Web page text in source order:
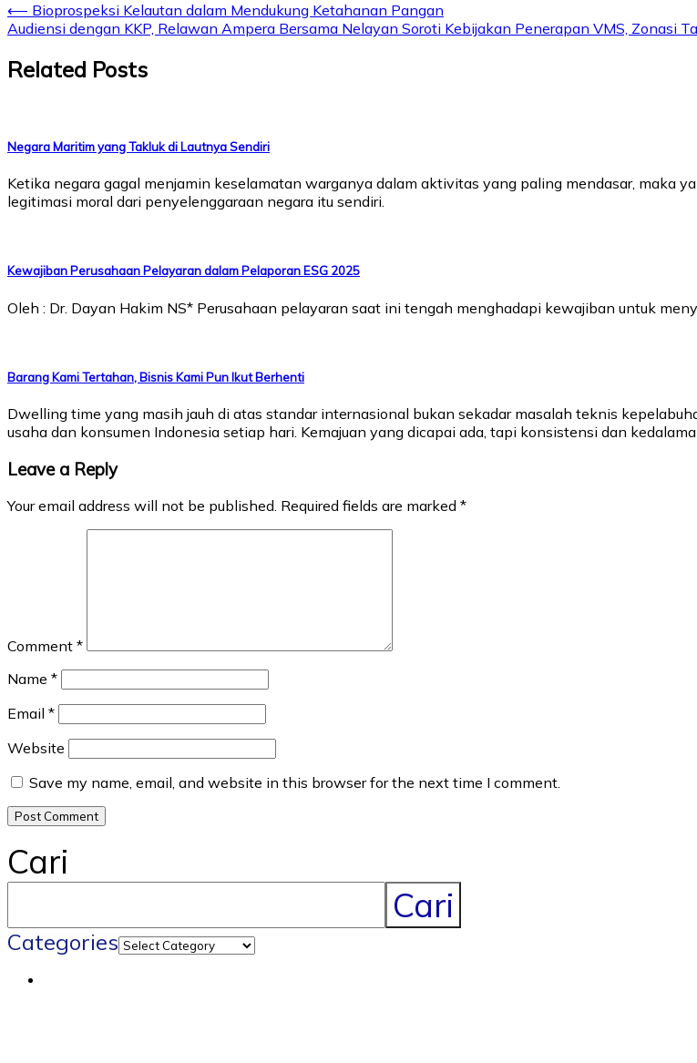
⟵ Bioprospeksi Kelautan dalam Mendukung Ketahanan Pangan
Audiensi dengan KKP, Relawan Ampera Bersama Nelayan Soroti Kebijakan Penerapan VMS, Zonasi
Related Posts
Negara Maritim yang Takluk di Lautnya Sendiri
Ketika negara gagal menjamin keselamatan warganya dalam aktivitas yang paling mendasar, maka
legitimasi moral dari penyelenggaraan negara itu sendiri.
Kewajiban Perusahaan Pelayaran dalam Pelaporan ESG 2025
Oleh : Dr. Dayan Hakim NS* Perusahaan pelayaran saat ini tengah menghadapi kewajiban untuk
Barang Kami Tertahan, Bisnis Kami Pun Ikut Berhenti
Dwelling time yang masih jauh di atas standar internasional bukan sekadar masalah teknis
usaha dan konsumen Indonesia setiap hari. Kemajuan yang dicapai ada, tapi konsistensi dan
Leave a Reply
Your email address will not be published. Required fields are marked *
Comment *
Name *
Email *
Website
Save my name, email, and website in this browser for the next time I comment.
Cari
Cari
Categories